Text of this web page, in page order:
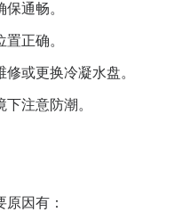
通畅。
正确。
或更换冷凝水盘。
注意防潮。
因有：